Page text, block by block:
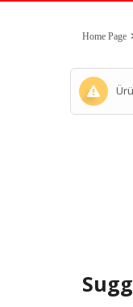
Home Page